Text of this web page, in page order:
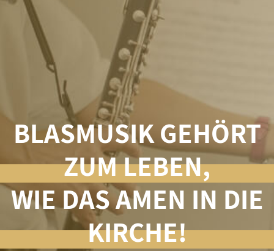
BLASMUSIK GEHÖRT
ZUM LEBEN,
WIE DAS AMEN IN DIE
KIRCHE!